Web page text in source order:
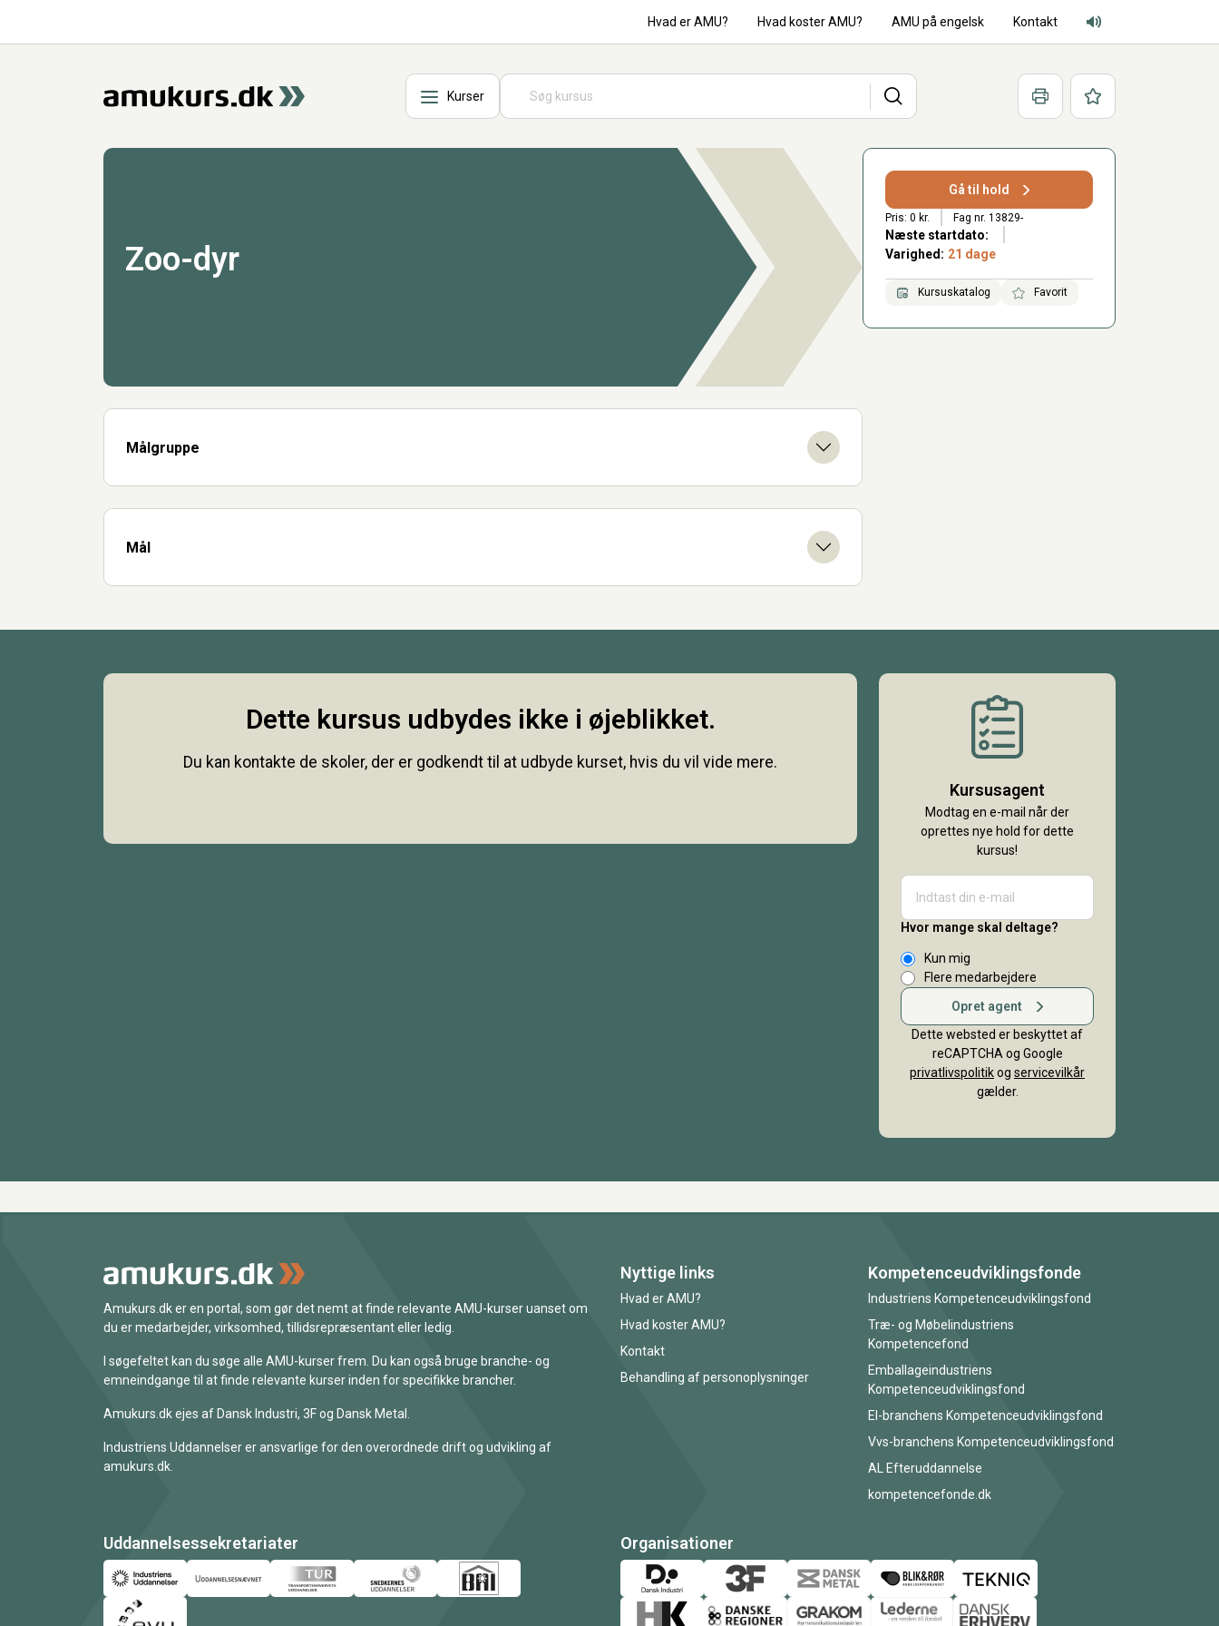
Hvad er AMU? Hvad koster AMU? AMU på engelsk Kontakt
Adgang for alle lyd
Kurser Søg Print Favoritter
Zoo-dyr
Målgruppe
Mål
Gå til hold
Pris: 0 kr. Fag nr. 13829-
Næste startdato:
Varighed: 21 dage
Kursuskatalog Favorit
Dette kursus udbydes ikke i øjeblikket.
Du kan kontakte de skoler, der er godkendt til at udbyde kurset, hvis du vil vide mere.
Kursusagent
Modtag en e-mail når der
oprettes nye hold for dette
kursus!
Hvor mange skal deltage?
Kun mig
Flere medarbejdere
Opret agent
Dette websted er beskyttet af
reCAPTCHA og Google
privatlivspolitikog servicevilkår
gælder.
Amukurs.dk er en portal, som gør det nemt at finde relevante AMU-kurser uanset om
du er medarbejder, virksomhed, tillidsrepræsentant eller ledig.
I søgefeltet kan du søge alle AMU-kurser frem. Du kan også bruge branche- og
emneindgange til at finde relevante kurser inden for specifikke brancher.
Amukurs.dk ejes af Dansk Industri, 3F og Dansk Metal.
Industriens Uddannelser er ansvarlige for den overordnede drift og udvikling af
amukurs.dk.
Nyttige links
Hvad er AMU?
Hvad koster AMU?
Kontakt
Behandling af personoplysninger
Kompetenceudviklingsfonde
Industriens Kompetenceudviklingsfond
Træ- og Møbelindustriens
Kompetencefond
Emballageindustriens
Kompetenceudviklingsfond
El-branchens Kompetenceudviklingsfond
Vvs-branchens Kompetenceudviklingsfond
AL Efteruddannelse
kompetencefonde.dk
Uddannelsessekretariater Organisationer